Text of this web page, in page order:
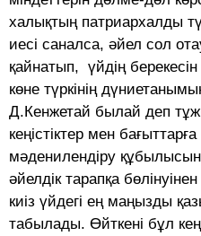
халықтың патриархалды
иесі саналса, әйел сол
қайнатып, үйдің берекесін
көне түркінің
Д.Кенжетай былай деп
кеңістіктер мен
мәденилендіру құбылысын
әйелдік тарапқа
киіз үйдегі ең маңызды
табылады. Өйткені бұл